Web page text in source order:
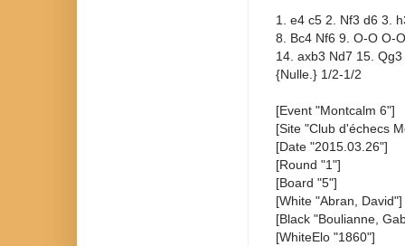
1. e4 c5 2. Nf3 d6 3.
8. Bc4 Nf6 9. O-O O-
14. axb3 Nd7 15.
{Nulle.} 1/2-1/2
[Event "Montcalm 6"]
[Site "Club d'échecs
[Date "2015.03.26"]
[Round "1"]
[Board "5"]
[White "Abran, David"]
[Black "Boulianne,
[WhiteElo "1860"]